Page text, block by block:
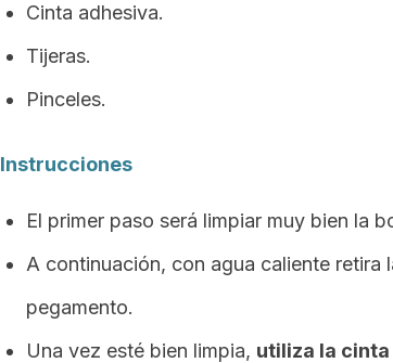
Cinta adhesiva.
Tijeras.
Pinceles.
Instrucciones
El primer paso será limpiar muy bien la
A continuación, con agua caliente retira
pegamento.
Una vez esté bien limpia, utiliza la